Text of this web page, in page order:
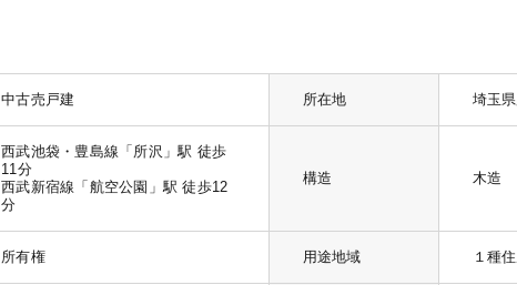
中古売戸建 所在地 埼玉
西武池袋・豊島線「所沢」駅 徒歩
11分
西武新宿線「航空公園」駅 徒歩12
分
構造 木造
所有権 用途地域 １種